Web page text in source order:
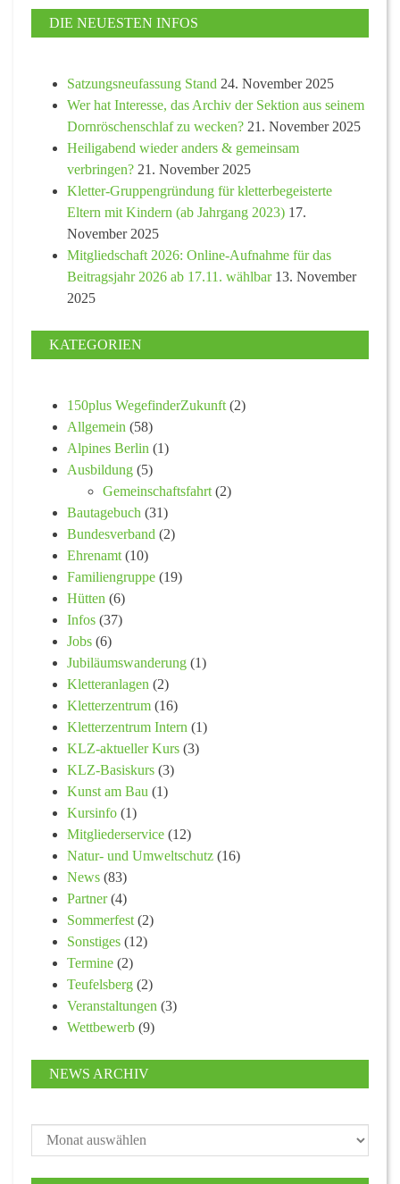
DIE NEUESTEN INFOS
Satzungsneufassung Stand 24. November 2025
Wer hat Interesse, das Archiv der Sektion aus seinem
Dornröschenschlaf zu wecken? 21. November 2025
Heiligabend wieder anders & gemeinsam
verbringen? 21. November 2025
Kletter-Gruppengründung für kletterbegeisterte
Eltern mit Kindern (ab Jahrgang 2023) 17.
November 2025
Mitgliedschaft 2026: Online-Aufnahme für das
Beitragsjahr 2026 ab 17.11. wählbar 13. November
2025
KATEGORIEN
150plus WegefinderZukunft (2)
Allgemein (58)
Alpines Berlin (1)
Ausbildung (5)
Gemeinschaftsfahrt (2)
Bautagebuch (31)
Bundesverband (2)
Ehrenamt (10)
Familiengruppe (19)
Hütten (6)
Infos (37)
Jobs (6)
Jubiläumswanderung (1)
Kletteranlagen (2)
Kletterzentrum (16)
Kletterzentrum Intern (1)
KLZ-aktueller Kurs (3)
KLZ-Basiskurs (3)
Kunst am Bau (1)
Kursinfo (1)
Mitgliederservice (12)
Natur- und Umweltschutz (16)
News (83)
Partner(4)
Sommerfest (2)
Sonstiges (12)
Termine (2)
Teufelsberg (2)
Veranstaltungen (3)
Wettbewerb (9)
NEWS ARCHIV